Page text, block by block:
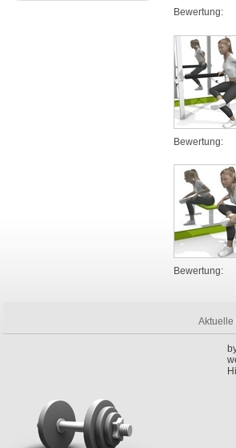
Bewertung:
Bewertung:
Bewertung:
Aktuelle